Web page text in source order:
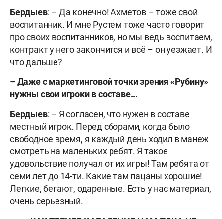
Бердыев: – Да конечно! Ахметов – тоже свой
воспитанник. И мне Рустем тоже часто говорит
про своих воспитанников, но мы ведь воспитаем,
контракт у него закончится и всё – он уезжает. И
что дальше?
–Даже с маркетинговой точки зрения «Рубину»
нужны свои игроки в составе...
Бердыев: – Я согласен, что нужен в составе
местный игрок. Перед сборами, когда было
свободное время, я каждый день ходил в манеж
смотреть на маленьких ребят. Я такое
удовольствие получал от их игры! Там ребята от
семи лет до 14-ти. Какие там пацаны хорошие!
Легкие, бегают, одаренные. Есть у нас материал,
очень серьезный.